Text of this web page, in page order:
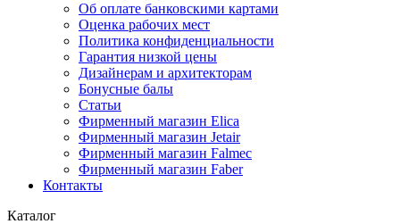
Об оплате банковскими картами
Оценка рабочих мест
Политика конфиденциальности
Гарантия низкой цены
Дизайнерам и архитекторам
Бонусные балы
Статьи
Фирменный магазин Elica
Фирменный магазин Jetair
Фирменный магазин Falmec
Фирменный магазин Faber
Контакты
Каталог